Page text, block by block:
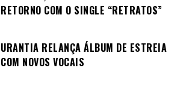
RETORNO COM O SINGLE “RETRATOS”
URANTIA RELANÇA ÁLBUM DE ESTREIA
COM NOVOS VOCAIS